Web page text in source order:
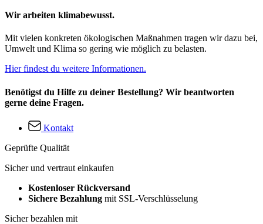
Wir arbeiten klimabewusst.
Mit vielen konkreten ökologischen Maßnahmen tragen wir dazu bei,
Umwelt und Klima so gering wie möglich zu belasten.
Hier findest du weitere Informationen.
Benötigst du Hilfe zu deiner Bestellung? Wir beantworten
gerne deine Fragen.
Kontakt
Geprüfte Qualität
Sicher und vertraut einkaufen
Kostenloser Rückversand
Sichere Bezahlung mit SSL-Verschlüsselung
Sicher bezahlen mit